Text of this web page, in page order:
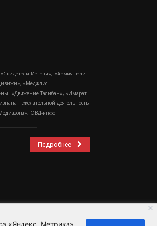
«Яндекс. Метрика»,
Иеговы», «Армия воли
«Меджлис
«Движение Талибан», «Имарат
нежелательной деятельность
ОВД-инфо.
Подробнее